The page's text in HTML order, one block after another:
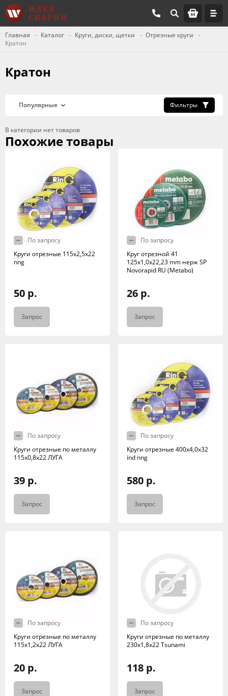
Главная Каталог Круги, диски, щетки
Отрезные круги
Кратон
Кратон
Фильтры
В категории нет товаров
Похожие товары
По запросу
Круги отрезные 115х2,5х22
nng
50 р.
Запрос
По запросу
Круг отрезной 41
125х1,0х22,23 mm нерж SP
Novorapid RU (Metabo)
26 р.
Запрос
По запросу
Круги отрезные по металлу
115х0,8х22 ЛУГА
39 р.
Запрос
По запросу
Круги отрезные 400х4,0х32
ind nng
580 р.
Запрос
По запросу
Круги отрезные по металлу
115х1,2х22 ЛУГА
20 р.
Запрос
По запросу
Круги отрезные по металлу
230х1,8х22 Tsunami
118 р.
Запрос